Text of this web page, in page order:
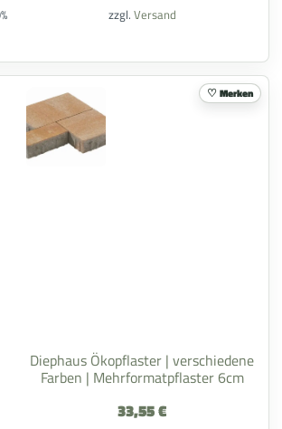
zzgl. Versand
Diephaus Ökopflaster | verschiedene
Farben | Mehrformatpflaster 6cm
33,55€
Merken